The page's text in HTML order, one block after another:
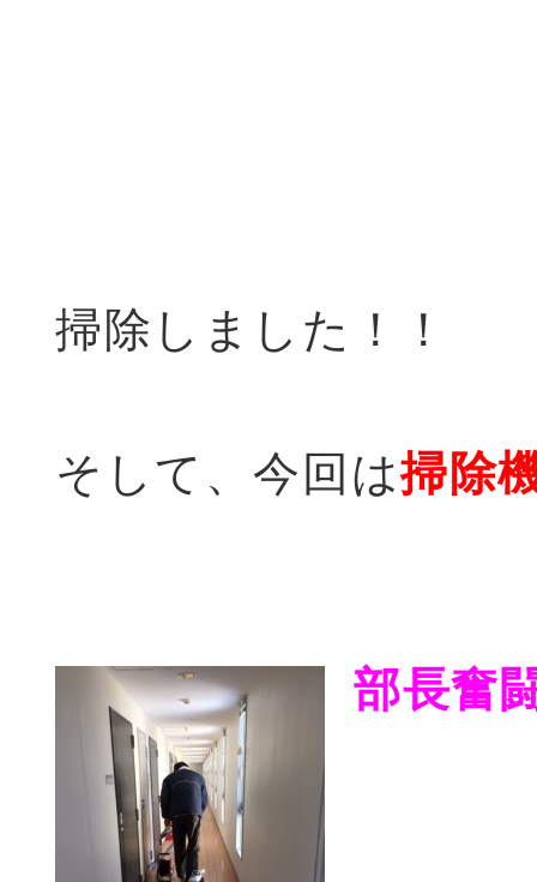
掃除しました！！
そして、今回は掃除
部長奮